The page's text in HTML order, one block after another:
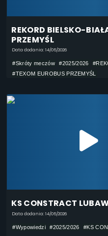
REKORD BIELSKO-
PRZEMYŚL
Data dodania: 14/05/2026
#Skróty meczów #2025/2026
#TEXOM EUROBUS PRZEMYŚL
KS CONSTRACT
Data dodania: 14/05/2026
#Wypowiedzi #2025/2026 #KS